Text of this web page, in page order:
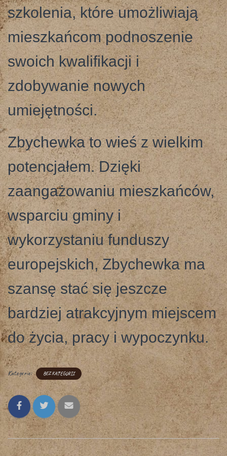
szkolenia, które umożliwiają
mieszkańcom podnoszenie
swoich kwalifikacji i
zdobywanie nowych
umiejętności.
Zbychewka to wieś z wielkim
potencjałem. Dzięki
zaangażowaniu mieszkańców,
wsparciu gminy i
wykorzystaniu funduszy
europejskich, Zbychewka ma
szansę stać się jeszcze
bardziej atrakcyjnym miejscem
do życia, pracy i wypoczynku.
Kategorie: BEZ KATEGORII